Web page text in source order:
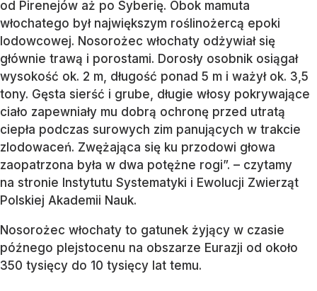
od Pirenejów aż po Syberię. Obok mamuta
włochatego był największym roślinożercą epoki
lodowcowej. Nosorożec włochaty odżywiał się
głównie trawą i porostami. Dorosły osobnik osiągał
wysokość ok. 2 m, długość ponad 5 m i ważył ok. 3,5
tony. Gęsta sierść i grube, długie włosy pokrywające
ciało zapewniały mu dobrą ochronę przed utratą
ciepła podczas surowych zim panujących w trakcie
zlodowaceń. Zwężająca się ku przodowi głowa
zaopatrzona była w dwa potężne rogi”. – czytamy
na stronie Instytutu Systematyki i Ewolucji Zwierząt
Polskiej Akademii Nauk.
Nosorożec włochaty to gatunek żyjący w czasie
późnego plejstocenu na obszarze Eurazji od około
350 tysięcy do 10 tysięcy lat temu.